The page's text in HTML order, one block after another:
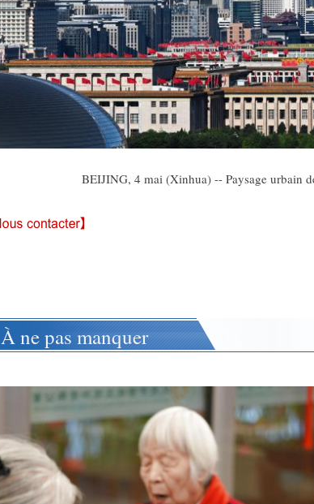
BEIJING, 4 mai (Xinhua) -- Paysage urbain
À ne pas manquer